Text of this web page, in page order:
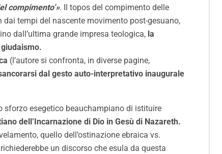
compimento’». Il topos del compimento delle
tempi del nascente movimento post-gesuano,
dall’ultima grande impresa teologica, la
(l’autore si confronta, in diverse pagine,
dal gesto auto-interpretativo inaugurale
sforzo esegetico beauchampiano di istituire
dell’Incarnazione di Dio in Gesù di Nazareth.
quello dell’ostinazione ebraica vs.
un discorso che esula da questa